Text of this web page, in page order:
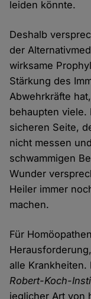
leiden könnte.
Deshalb
der
wirksame
Stärkung des
Abwehrkräfte
behaupten viele.
sicheren Seite,
nicht messen
schwammigen
Wunder
Heiler immer
machen.
Für
alle Krankheiten.
Robert-Koch-
jeglicher Art von